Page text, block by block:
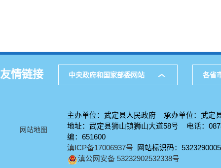
友情链接 中央政府和国家部委网站 各省
网站地图
主办单位：武定县人民政府 承办单位：武定
地址：武定县狮山镇狮山大道58号 电话：
编：651600
滇ICP备17006937号 网站标识码：5323290005
滇公网安备 53232902532338号